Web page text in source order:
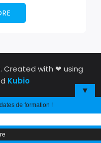
Created with ❤ using
Kubio
▼
de formation !